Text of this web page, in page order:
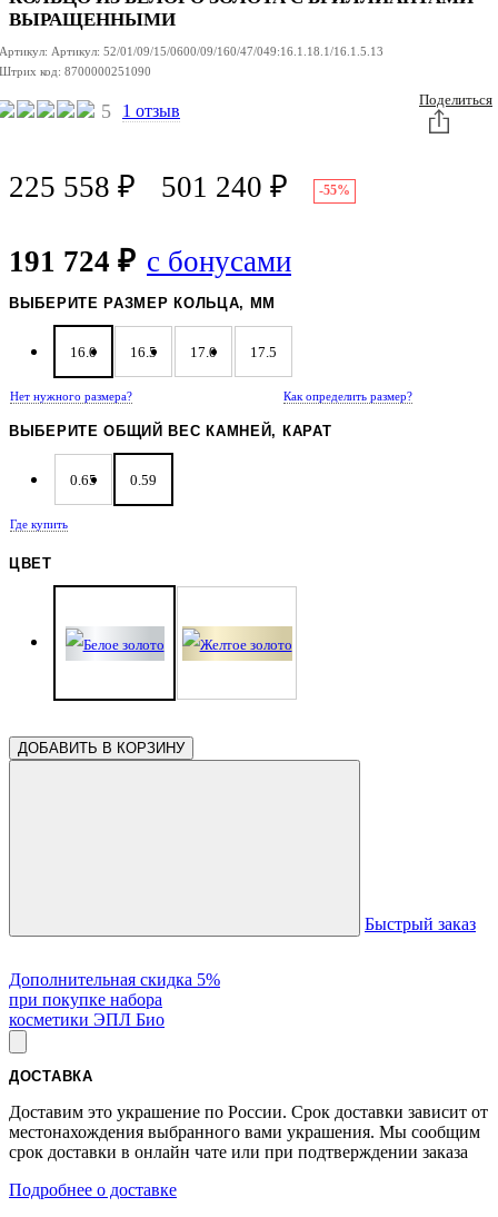
ВЫРАЩЕННЫМИ
Артикул: Артикул: 52/01/09/15/0600/09/160/47/049:16.1.18.1/16.1.5.13
Штрих код: 8700000251090
5 1 отзыв
Поделиться
225 558 ₽ 501 240 ₽ -55%
191 724 ₽ с бонусами
ВЫБЕРИТЕ РАЗМЕР КОЛЬЦА, ММ
16.0 16.5 17.0 17.5
Нет нужного размера? Как определить размер?
ВЫБЕРИТЕ ОБЩИЙ ВЕС КАМНЕЙ, КАРАТ
0.65 0.59
Где купить
ЦВЕТ
ДОБАВИТЬ В КОРЗИНУ
Быстрый заказ
Дополнительная скидка 5%
при покупке набора
косметики ЭПЛ Био
ДОСТАВКА
Доставим это украшение по России. Срок доставки зависит от
местонахождения выбранного вами украшения. Мы сообщим
срок доставки в онлайн чате или при подтверждении заказа
Подробнее о доставке